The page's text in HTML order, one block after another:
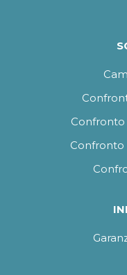
Confronto
Confronto